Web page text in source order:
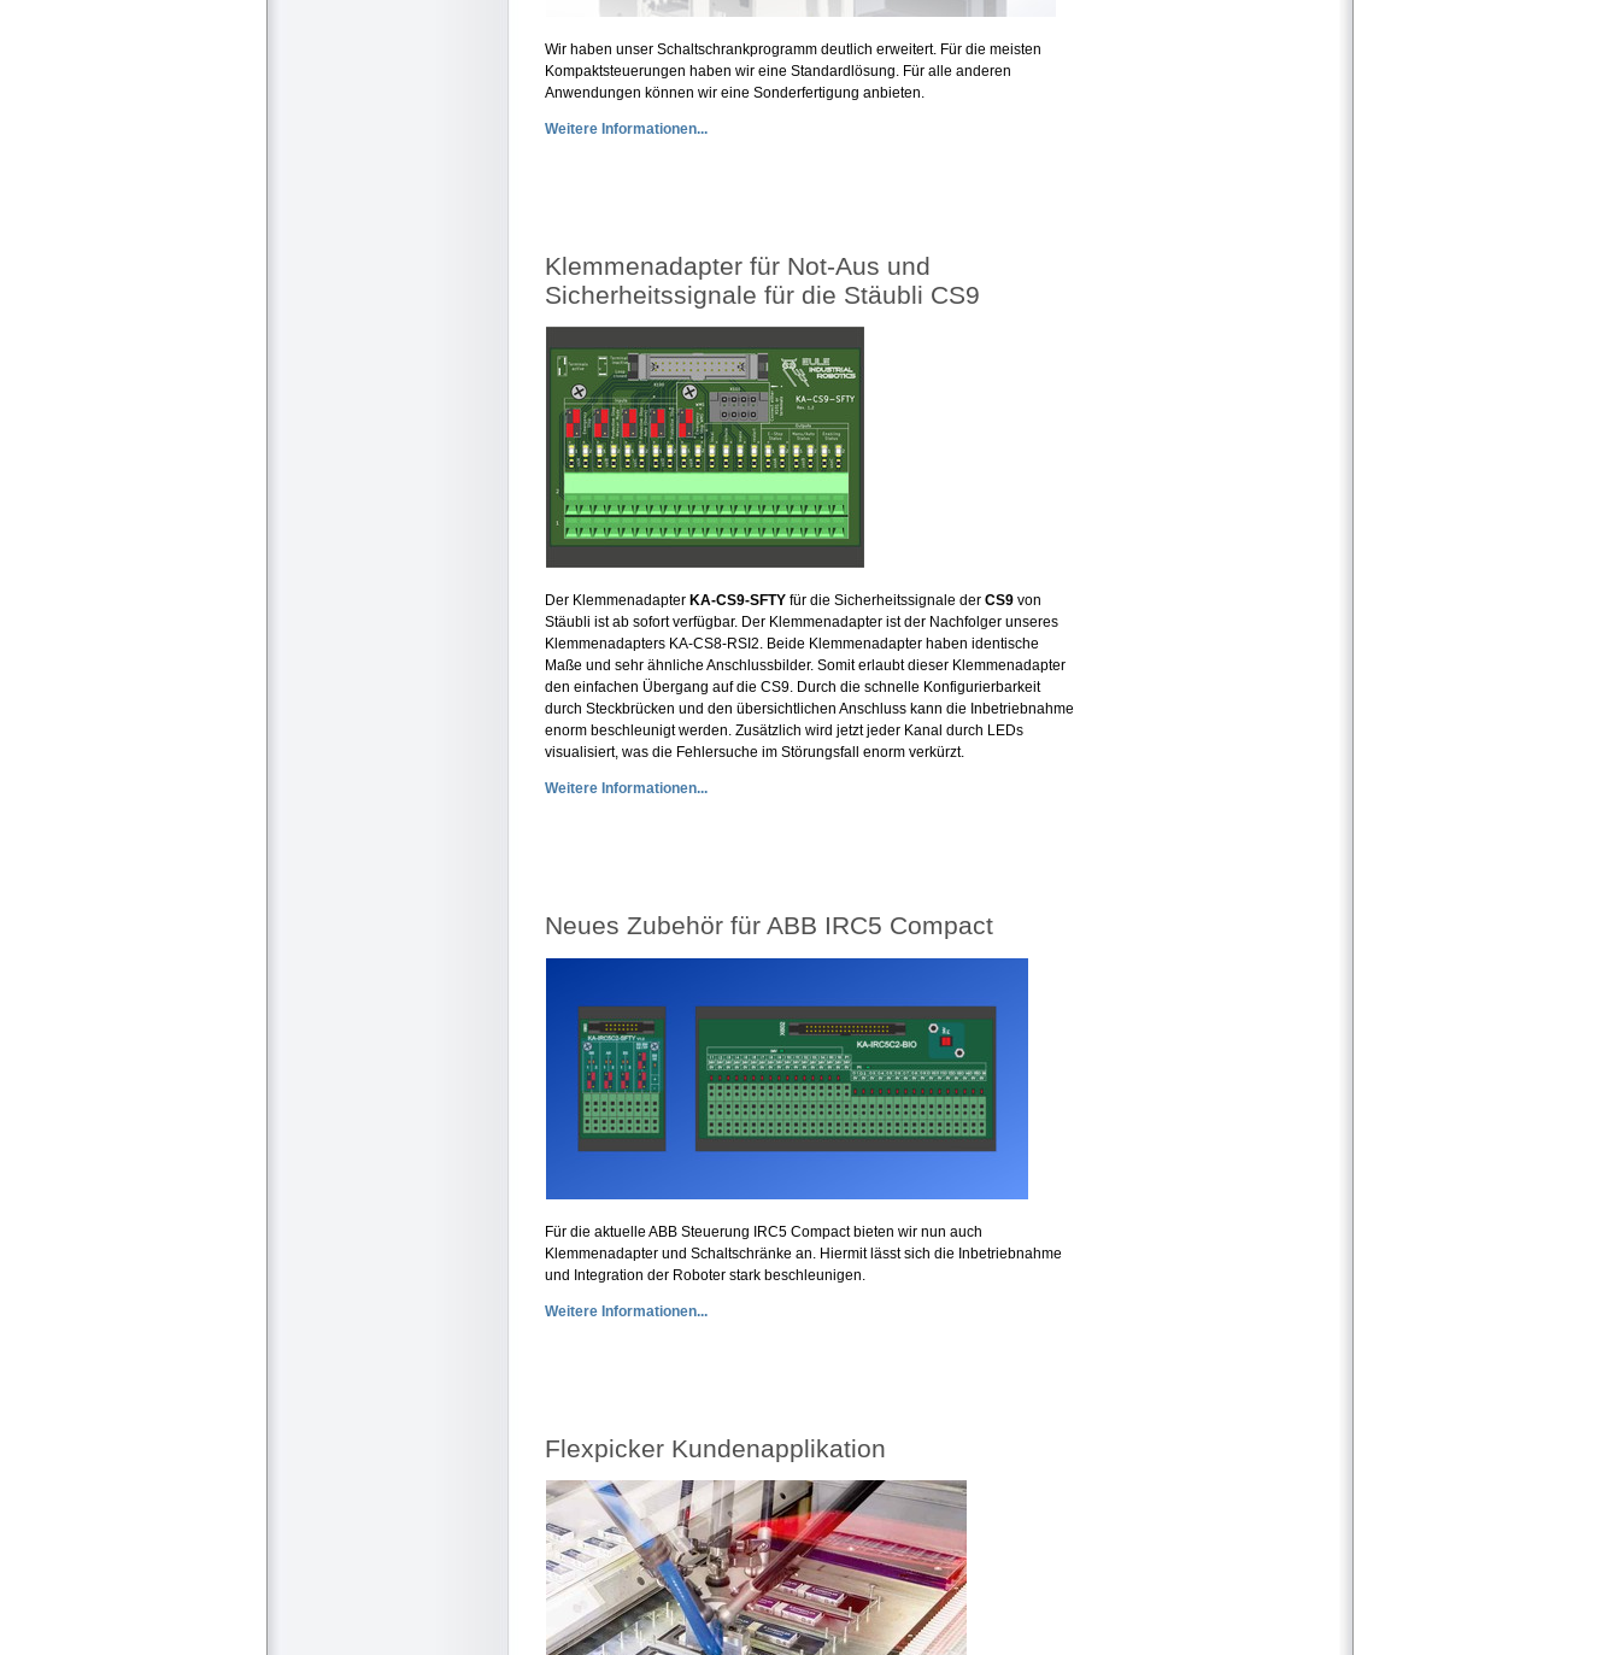
Wir haben unser Schaltschrankprogramm deutlich erweitert. Für die meisten
Kompaktsteuerungen haben wir eine Standardlösung. Für alle anderen
Anwendungen können wir eine Sonderfertigung anbieten.
Weitere Informationen...
Klemmenadapter für Not-Aus und
Sicherheitssignale für die Stäubli CS9
Der Klemmenadapter KA-CS9-SFTY für die Sicherheitssignale der CS9 von
Stäubli ist ab sofort verfügbar. Der Klemmenadapter ist der Nachfolger unseres
Klemmenadapters KA-CS8-RSI2. Beide Klemmenadapter haben identische
Maße und sehr ähnliche Anschlussbilder. Somit erlaubt dieser Klemmenadapter
den einfachen Übergang auf die CS9. Durch die schnelle Konfigurierbarkeit
durch Steckbrücken und den übersichtlichen Anschluss kann die Inbetriebnahme
enorm beschleunigt werden. Zusätzlich wird jetzt jeder Kanal durch LEDs
visualisiert, was die Fehlersuche im Störungsfall enorm verkürzt.
Weitere Informationen...
Neues Zubehör für ABB IRC5 Compact
Für die aktuelle ABB Steuerung IRC5 Compact bieten wir nun auch
Klemmenadapter und Schaltschränke an. Hiermit lässt sich die Inbetriebnahme
und Integration der Roboter stark beschleunigen.
Weitere Informationen...
Flexpicker Kundenapplikation